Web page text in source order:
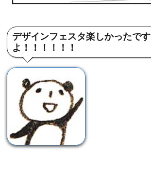
デザインフェスタ楽しかったです
よ！！！！！！